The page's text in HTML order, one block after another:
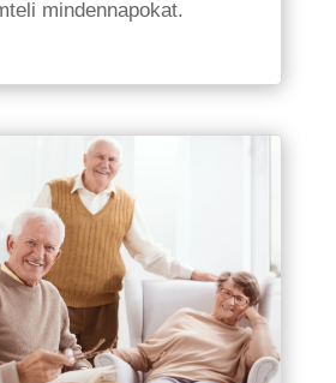
mindennapokat.